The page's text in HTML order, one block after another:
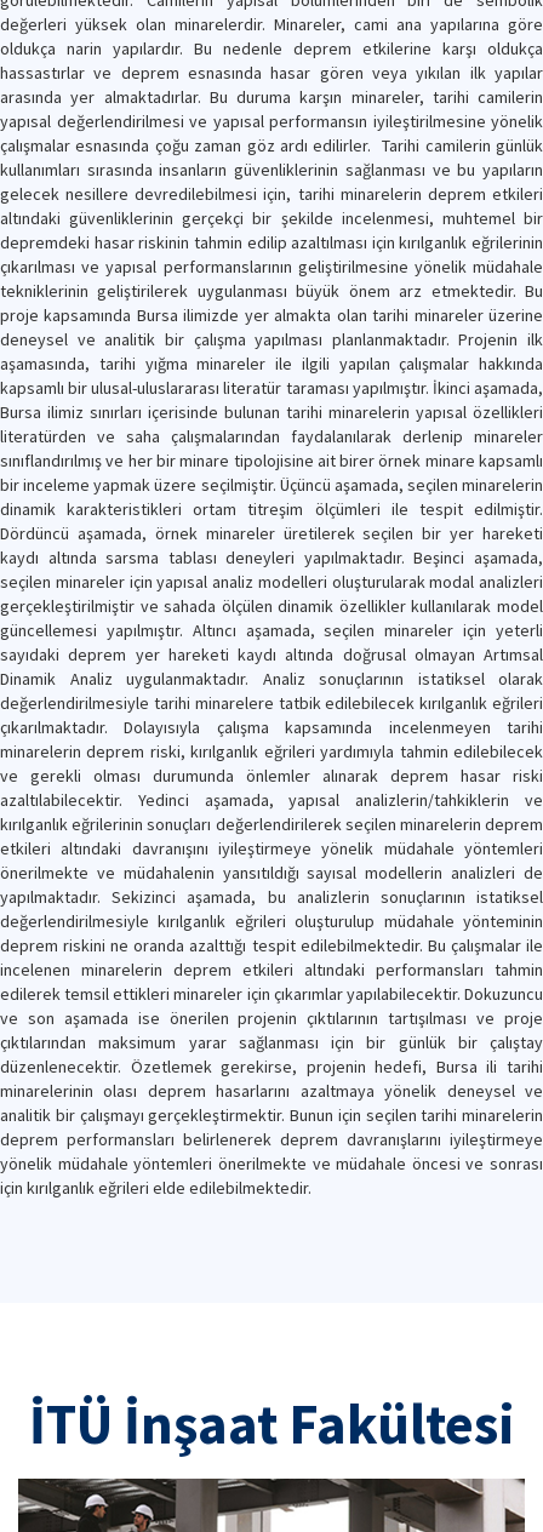
değerleri yüksek olan minarelerdir. Minareler, cami ana yapılarına göre
oldukça narin yapılardır. Bu nedenle deprem etkilerine karşı oldukça
hassastırlar ve deprem esnasında hasar gören veya yıkılan ilk yapılar
arasında yer almaktadırlar. Bu duruma karşın minareler, tarihi camilerin
yapısal değerlendirilmesi ve yapısal performansın iyileştirilmesine yönelik
çalışmalar esnasında çoğu zaman göz ardı edilirler. Tarihi camilerin günlük
kullanımları sırasında insanların güvenliklerinin sağlanması ve bu yapıların
gelecek nesillere devredilebilmesi için, tarihi minarelerin deprem etkileri
altındaki güvenliklerinin gerçekçi bir şekilde incelenmesi, muhtemel bir
depremdeki hasar riskinin tahmin edilip azaltılması için kırılganlık eğrilerinin
çıkarılması ve yapısal performanslarının geliştirilmesine yönelik müdahale
tekniklerinin geliştirilerek uygulanması büyük önem arz etmektedir. Bu
proje kapsamında Bursa ilimizde yer almakta olan tarihi minareler üzerine
deneysel ve analitik bir çalışma yapılması planlanmaktadır. Projenin ilk
aşamasında, tarihi yığma minareler ile ilgili yapılan çalışmalar hakkında
kapsamlı bir ulusal-uluslararası literatür taraması yapılmıştır. İkinci aşamada,
Bursa ilimiz sınırları içerisinde bulunan tarihi minarelerin yapısal özellikleri
literatürden ve saha çalışmalarından faydalanılarak derlenip minareler
sınıflandırılmış ve her bir minare tipolojisine ait birer örnek minare kapsamlı
bir inceleme yapmak üzere seçilmiştir. Üçüncü aşamada, seçilen minarelerin
dinamik karakteristikleri ortam titreşim ölçümleri ile tespit edilmiştir.
Dördüncü aşamada, örnek minareler üretilerek seçilen bir yer hareketi
kaydı altında sarsma tablası deneyleri yapılmaktadır. Beşinci aşamada,
seçilen minareler için yapısal analiz modelleri oluşturularak modal analizleri
gerçekleştirilmiştir ve sahada ölçülen dinamik özellikler kullanılarak model
güncellemesi yapılmıştır. Altıncı aşamada, seçilen minareler için yeterli
sayıdaki deprem yer hareketi kaydı altında doğrusal olmayan Artımsal
Dinamik Analiz uygulanmaktadır. Analiz sonuçlarının istatiksel olarak
değerlendirilmesiyle tarihi minarelere tatbik edilebilecek kırılganlık eğrileri
çıkarılmaktadır. Dolayısıyla çalışma kapsamında incelenmeyen tarihi
minarelerin deprem riski, kırılganlık eğrileri yardımıyla tahmin edilebilecek
ve gerekli olması durumunda önlemler alınarak deprem hasar riski
azaltılabilecektir. Yedinci aşamada, yapısal analizlerin/tahkiklerin ve
kırılganlık eğrilerinin sonuçları değerlendirilerek seçilen minarelerin deprem
etkileri altındaki davranışını iyileştirmeye yönelik müdahale yöntemleri
önerilmekte ve müdahalenin yansıtıldığı sayısal modellerin analizleri de
yapılmaktadır. Sekizinci aşamada, bu analizlerin sonuçlarının istatiksel
değerlendirilmesiyle kırılganlık eğrileri oluşturulup müdahale yönteminin
deprem riskini ne oranda azalttığı tespit edilebilmektedir. Bu çalışmalar ile
incelenen minarelerin deprem etkileri altındaki performansları tahmin
edilerek temsil ettikleri minareler için çıkarımlar yapılabilecektir. Dokuzuncu
ve son aşamada ise önerilen projenin çıktılarının tartışılması ve proje
çıktılarından maksimum yarar sağlanması için bir günlük bir çalıştay
düzenlenecektir. Özetlemek gerekirse, projenin hedefi, Bursa ili tarihi
minarelerinin olası deprem hasarlarını azaltmaya yönelik deneysel ve
analitik bir çalışmayı gerçekleştirmektir. Bunun için seçilen tarihi minarelerin
deprem performansları belirlenerek deprem davranışlarını iyileştirmeye
yönelik müdahale yöntemleri önerilmekte ve müdahale öncesi ve sonrası
için kırılganlık eğrileri elde edilebilmektedir.
İTÜ İnşaat Fakültesi